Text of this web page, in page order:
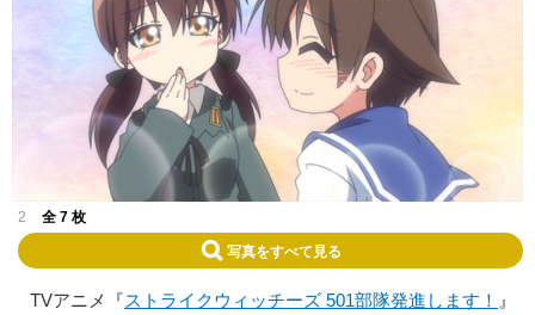
2 全 7 枚
写真をすべて見る
TVアニメ『ストライクウィッチーズ 501部隊発進します！ 』